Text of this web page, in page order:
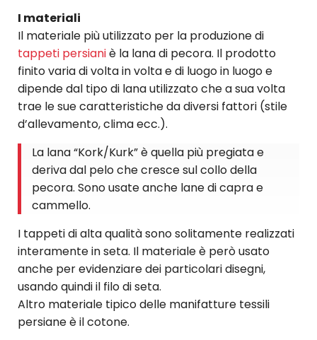
I materiali
Il materiale più utilizzato per la produzione di
tappeti persianiè la lana di pecora. Il prodotto
finito varia di volta in volta e di luogo in luogo e
dipende dal tipo di lana utilizzato che a sua volta
trae le sue caratteristiche da diversi fattori (stile
d’allevamento, clima ecc.).
La lana “Kork/Kurk” è quella più pregiata e
deriva dal pelo che cresce sul collo della
pecora. Sono usate anche lane di capra e
cammello.
I tappeti di alta qualità sono solitamente realizzati
interamente in seta. Il materiale è però usato
anche per evidenziare dei particolari disegni,
usando quindi il filo di seta.
Altro materiale tipico delle manifatture tessili
persiane è il cotone.